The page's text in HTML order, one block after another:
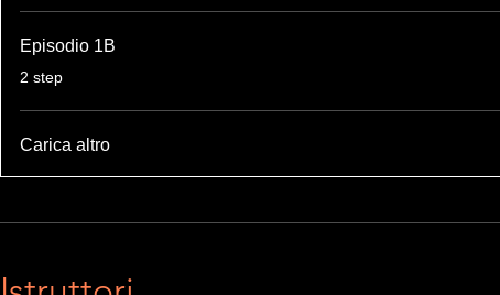
Episodio 1B
.2 step
Carica altro